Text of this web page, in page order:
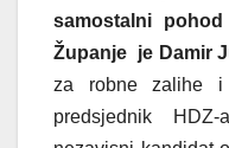
samostalni
Županje je Damir
za robne zalihe i
predsjednik